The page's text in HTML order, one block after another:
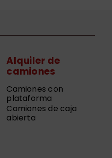
Alquiler de
camiones
Camiones con
plataforma
Camiones de caja
abierta